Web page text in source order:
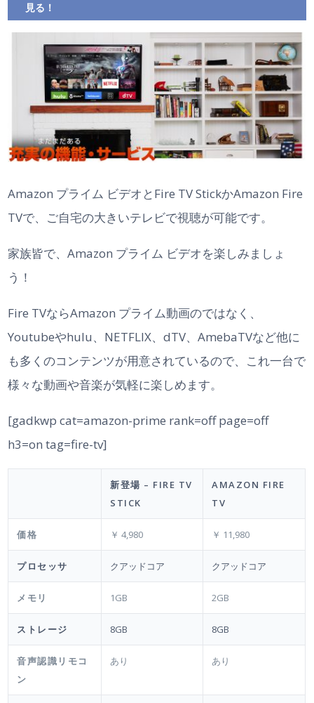
見る！
Amazon プライム ビデオとFire TV StickかAmazon Fire
TVで、ご自宅の大きいテレビで視聴が可能です。
家族皆で、Amazon プライム ビデオを楽しみましょ
う！
Fire TVならAmazon プライム動画のではなく、
Youtubeやhulu、NETFLIX、dTV、AmebaTVなど他に
も多くのコンテンツが用意されているので、これ一台で
様々な動画や音楽が気軽に楽しめます。
[gadkwp cat=amazon-prime rank=off page=off
h3=on tag=fire-tv]
新登場 – FIRE TV
STICK
AMAZON FIRE
TV
価格 ￥ 4,980 ￥ 11,980
プロセッサ クアッドコア クアッドコア
メモリ 1GB 2GB
ストレージ 8GB 8GB
音声認識リモコ
ン
あり あり